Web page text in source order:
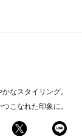
なスタイリング。
こなれた印象に。